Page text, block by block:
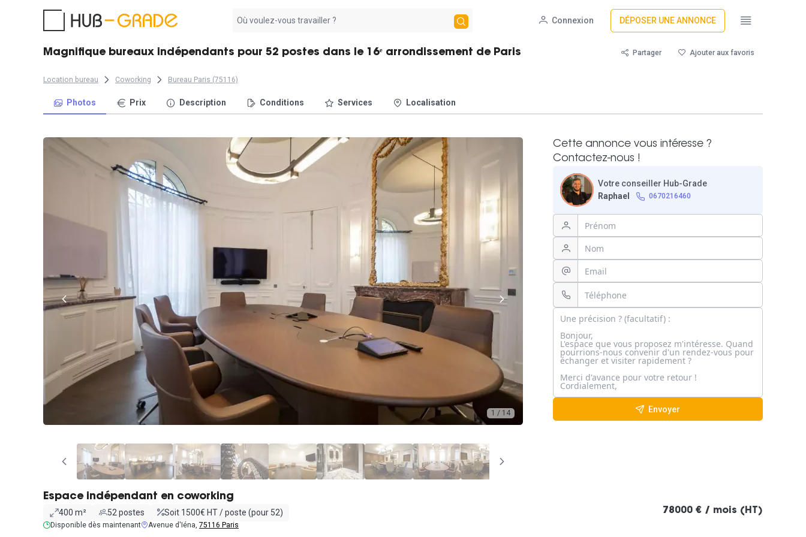
résultat
Connexion DÉPOSER UNE ANNONCE
Magnifique bureaux indépendants pour 52 postes dans le 16ᵉ arrondissement de Paris Partager Ajouter aux favoris
Location bureau Coworking Bureau Paris (75116)
Photos Prix Description Conditions Services Localisation
1 / 14
Cette annonce vous intéresse ?
Contactez-nous !
Votre conseiller Hub-Grade
Raphael
0670216460
Envoyer
Espace indépendant en coworking
400 m² 52 postes Soit 1500€ HT / poste (pour 52)
Disponible dès maintenant Avenue d'Iéna, 75116 Paris
78000 € / mois (HT)